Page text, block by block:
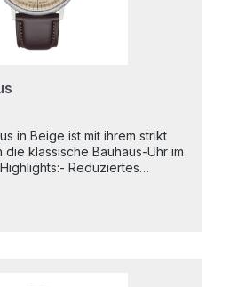
in Beige ist mit ihrem strikt
klassische Bauhaus-Uhr im
Reduziertes
Zeiger- Weiches,